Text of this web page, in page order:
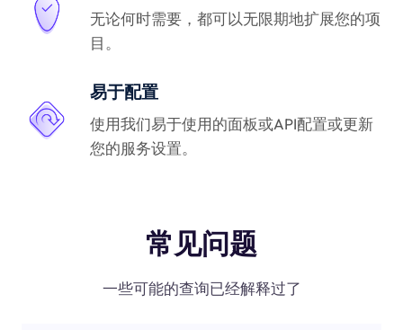
无论何时需要，都可以无限期地扩展您的项
目。
易于配置
使用我们易于使用的面板或API配置或更新
您的服务设置。
常见问题
一些可能的查询已经解释过了